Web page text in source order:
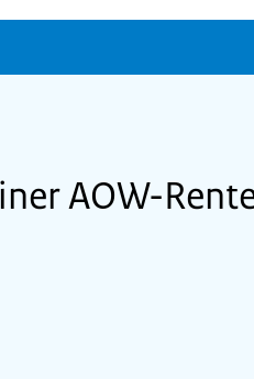
AOW-